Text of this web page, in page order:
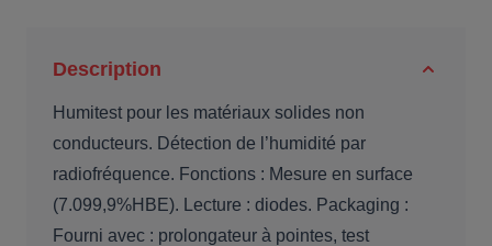
Description
Humitest pour les matériaux solides non
conducteurs. Détection de l’humidité par
radiofréquence. Fonctions : Mesure en surface
(7.099,9%HBE). Lecture : diodes. Packaging :
Fourni avec : prolongateur à pointes, test